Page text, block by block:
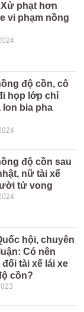
Xử phạt hơn
vi phạm nồng
độ cồn, cô
họp lớp chỉ
bia pha
độ cồn sau
nữ tài xế
tử vong
hội, chuyên
Có nên
tài xế lái xe
cồn?